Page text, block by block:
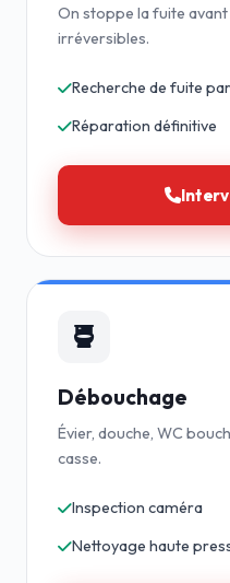
On stoppe la fuite
irréversibles.
Recherche de fuite
Réparation définitive
Débouchage
Évier, douche, WC
casse.
Inspection caméra
Nettoyage haute